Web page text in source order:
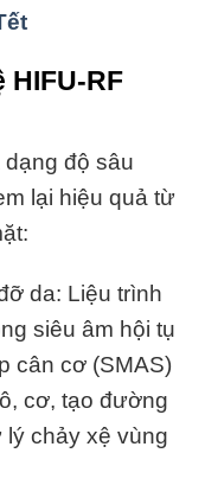
HIFU-RF
độ sâu
lại hiệu quả từ
da: Liệu trình
siêu âm hội tụ
cân cơ (SMAS)
cơ, tạo đường
chảy xệ vùng